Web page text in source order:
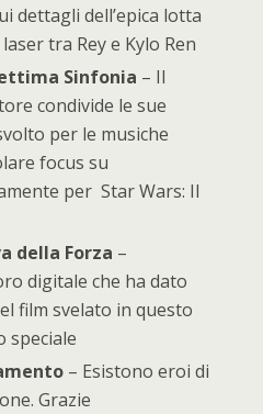
dettagli dell’epica lotta
tra Rey e Kylo Ren
Sinfonia – Il
condivide le sue
per le musiche
focus su
per Star Wars: Il
della Forza –
digitale che ha dato
film svelato in questo
speciale
– Esistono eroi di
Grazie